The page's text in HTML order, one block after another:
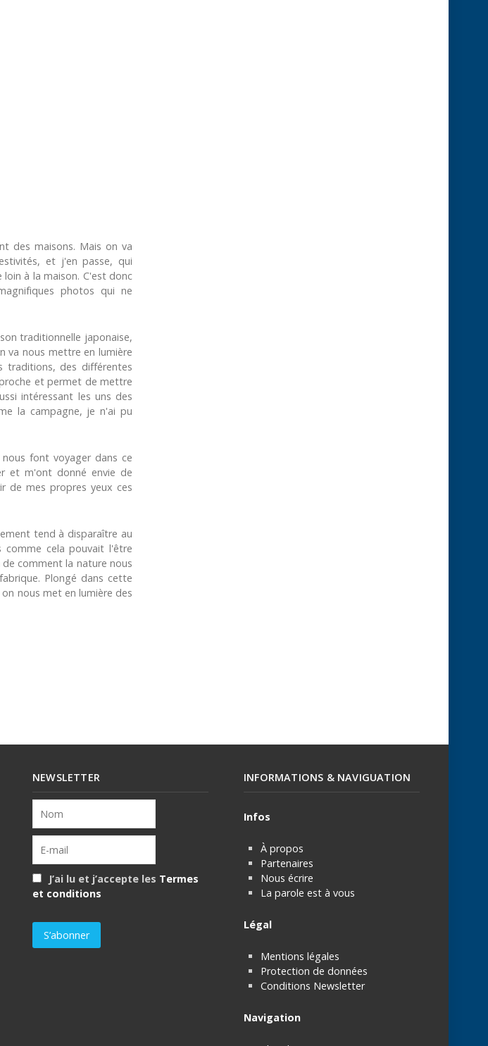
des maisons. Mais on va
et j'en passe, qui
à la maison. C'est donc
photos qui ne
traditionnelle japonaise,
va nous mettre en lumière
traditions, des différentes
et permet de mettre
intéressant les uns des
la campagne, je n'ai pu
font voyager dans ce
et m'ont donné envie de
de mes propres yeux ces
tend à disparaître au
cela pouvait l'être
comment la nature nous
Plongé dans cette
nous met en lumière des
NEWSLETTER
J’ai lu et j’accepte les Termes
et conditions
INFORMATIONS & NAVIGUATION
Infos
À propos
Partenaires
Nous écrire
La parole est à vous
Légal
Mentions légales
Protection de données
Conditions Newsletter
Navigation